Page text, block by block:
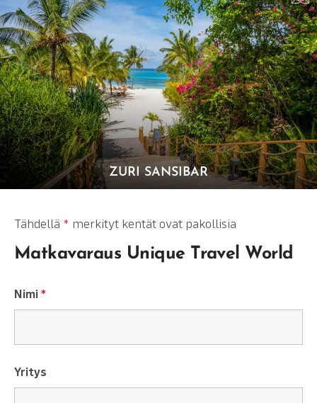
ZURI SANSIBAR
Tähdellä * merkityt kentät ovat pakollisia
Matkavaraus Unique Travel World
Nimi*
Yritys